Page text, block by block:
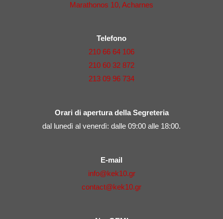
Marathonos 10, Acharnes
Telefono
210 66 64 106
210 60 32 872
213 09 96 734
Orari di apertura della Segreteria
dal lunedì al venerdì: dalle 09:00 alle 18:00.
E-mail
info@kek10.gr
contact@kek10.gr